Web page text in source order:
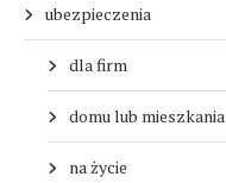
ubezpieczenia
dla firm
domu lub mieszkania
na życie